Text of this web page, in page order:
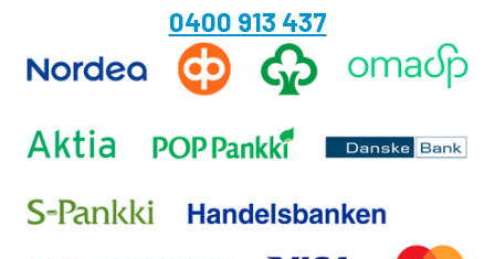
0400 913 437